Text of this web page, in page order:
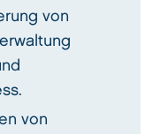
von
von